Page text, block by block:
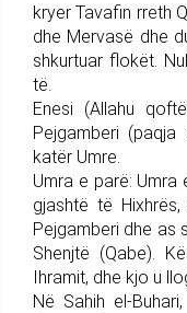
kryer Tavafin rreth
dhe Mervasë dhe
shkurtuar flokët.
të.
Enesi (Allahu
Pejgamberi
katër Umre.
Umra e parë: Umra
gjashtë të
Pejgamberi dhe as
Shenjtë (Qabe).
Ihramit, dhe kjo u
Në Sahih el-